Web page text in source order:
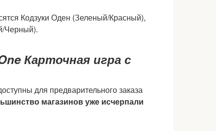
Кодзуки Оден (Зеленый/Красный),
Черный).
Карточная игра с
для предварительного заказа
магазинов уже исчерпали